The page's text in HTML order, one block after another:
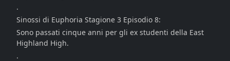
.
Sinossi di Euphoria Stagione 3 Episodio 8:
Sono passati cinque anni per gli ex studenti della East
Highland High.
.